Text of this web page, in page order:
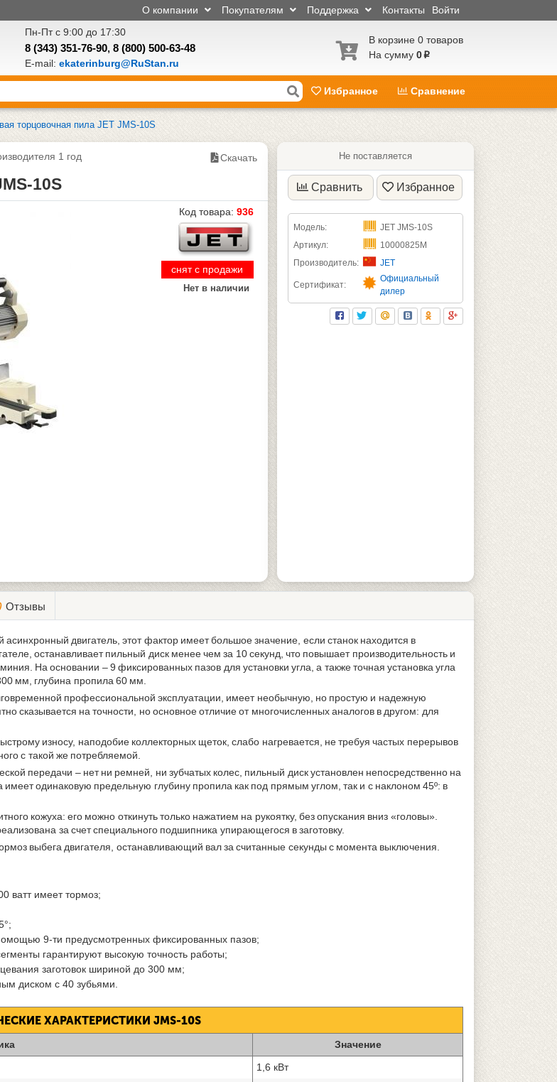
Войти
Контакты
Поддержка
Покупателям
О компании
Пн-Пт с 9:00 до 17:30
8 (343) 351-76-90, 8 (800) 500-63-48
E-mail: ekaterinburg@RuStan.ru
В корзине 0 товаров
На сумму 0 p
Избранное Сравнение
торцовочная пила JET JMS-10S
1 год Скачать
10S
Код товара: 936
снят с продажи
Нет в наличии
Не поставляется
Сравнить Избранное
Модель:
JET JMS-10S
Артикул:
10000825M
Производитель:
JET
Сертификат:
Официальный
дилер
Отзывы
двигатель, этот фактор имеет большое значение, если станок находится в
останавливает пильный диск менее чем за 10 секунд, что повышает производительность и
На основании – 9 фиксированных пазов для установки угла, а также точная установка угла
мм, глубина пропила 60 мм.
профессиональной эксплуатации, имеет необычную, но простую и надежную
сказывается на точности, но основное отличие от многочисленных аналогов в другом: для
износу, наподобие коллекторных щеток, слабо нагревается, не требуя частых перерывов
с такой же потребляемой.
передачи – нет ни ремней, ни зубчатых колес, пильный диск установлен непосредственно на
одинаковую предельную глубину пропила как под прямым углом, так и с наклоном 45º: в
кожуха: его можно откинуть только нажатием на рукоятку, без опускания вниз «головы».
за счет специального подшипника упирающегося в заготовку.
выбега двигателя, останавливающий вал за считанные секунды с момента выключения.
ватт имеет тормоз;
9-ти предусмотренных фиксированных пазов;
гарантируют высокую точность работы;
заготовок шириной до 300 мм;
диском с 40 зубьями.
ХАРАКТЕРИСТИКИ JMS-10S
Значение
1,6 кВт